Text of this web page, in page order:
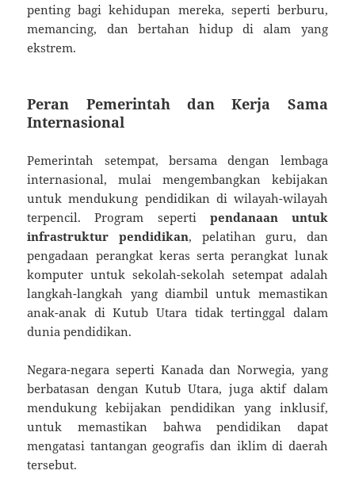
penting bagi kehidupan mereka, seperti berburu,
memancing, dan bertahan hidup di alam yang
ekstrem.
Peran Pemerintah dan Kerja Sama
Internasional
Pemerintah setempat, bersama dengan lembaga
internasional, mulai mengembangkan kebijakan
untuk mendukung pendidikan di wilayah-wilayah
terpencil. Program seperti pendanaan untuk
infrastruktur pendidikan, pelatihan guru, dan
pengadaan perangkat keras serta perangkat lunak
komputer untuk sekolah-sekolah setempat adalah
langkah-langkah yang diambil untuk memastikan
anak-anak di Kutub Utara tidak tertinggal dalam
dunia pendidikan.
Negara-negara seperti Kanada dan Norwegia, yang
berbatasan dengan Kutub Utara, juga aktif dalam
mendukung kebijakan pendidikan yang inklusif,
untuk memastikan bahwa pendidikan dapat
mengatasi tantangan geografis dan iklim di daerah
tersebut.